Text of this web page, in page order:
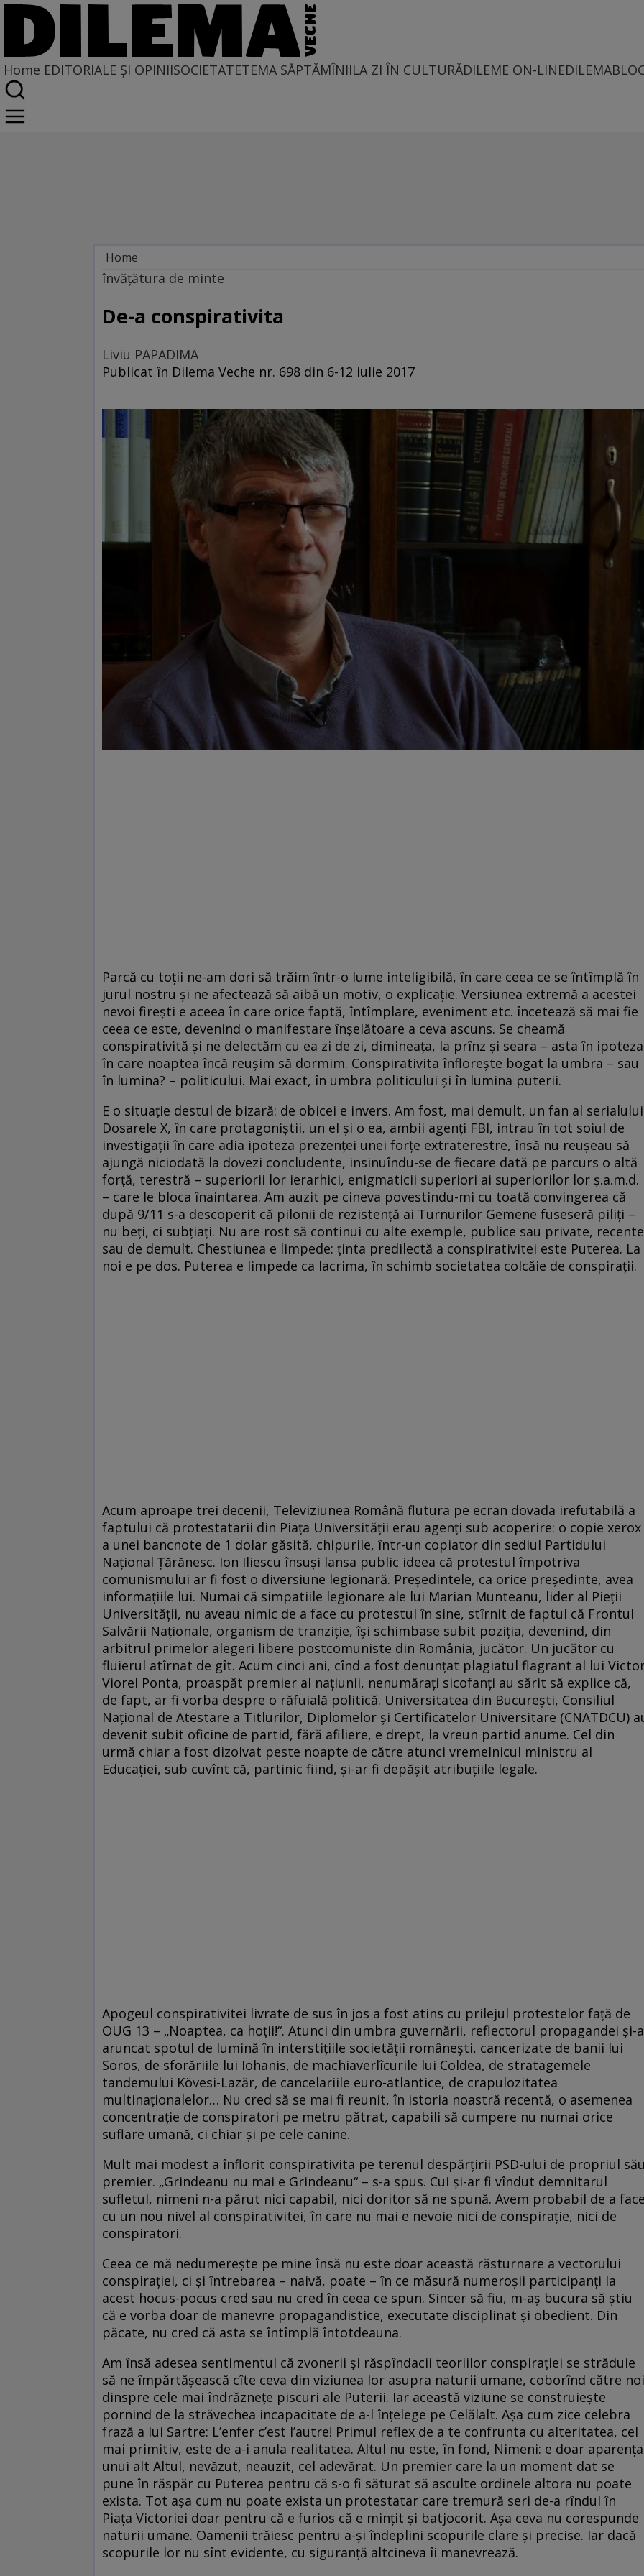
Home EDITORIALE ȘI OPINIISOCIETATETEMA SĂPTĂMÎNIILA ZI ÎN CULTURĂDILEME ON-LINE
Home
EDITORIALE ȘI OPINII
TÎLC SHOW
învăţătura de minte
De-a conspirativita
Liviu PAPADIMA
Publicat în Dilema Veche nr. 698 din 6-12 iulie 2017
Parcă cu toții ne-am dori să trăim într-o lume inteligibilă, în care ceea ce se întîmplă în
jurul nostru și ne afectează să aibă un motiv, o explicație. Versiunea extremă a acestei
nevoi firești e aceea în care orice faptă, întîmplare, eveniment etc. încetează să mai fie
ceea ce este, devenind o manifestare înșelătoare a ceva ascuns. Se cheamă
conspirativită și ne delectăm cu ea zi de zi, dimineața, la prînz și seara – asta în ipoteza
în care noaptea încă reușim să dormim. Conspirativita înflorește bogat la umbra – sau
în lumina? – politicului. Mai exact, în umbra politicului și în lumina puterii.
E o situație destul de bizară: de obicei e invers. Am fost, mai demult, un fan al serialului
Dosarele X, în care protagoniștii, un el și o ea, ambii agenți FBI, intrau în tot soiul de
investigații în care adia ipoteza prezenței unei forțe extraterestre, însă nu reușeau să
ajungă niciodată la dovezi concludente, insinuîndu-se de fiecare dată pe parcurs o altă
forță, terestră – superiorii lor ierarhici, enigmaticii superiori ai superiorilor lor ș.a.m.d.
– care le bloca înaintarea. Am auzit pe cineva povestindu-mi cu toată convingerea că
după 9/11 s-a descoperit că pilonii de rezistență ai Turnurilor Gemene fuseseră piliți –
nu beți, ci subțiați. Nu are rost să continui cu alte exemple, publice sau private, recente
sau de demult. Chestiunea e limpede: ținta predilectă a conspirativitei este Puterea. La
noi e pe dos. Puterea e limpede ca lacrima, în schimb societatea colcăie de conspirații.
Acum aproape trei decenii, Televiziunea Română flutura pe ecran dovada irefutabilă a
faptului că protestatarii din Piața Universității erau agenți sub acoperire: o copie xerox
a unei bancnote de 1 dolar găsită, chipurile, într-un copiator din sediul Partidului
Național Țărănesc. Ion Iliescu însuși lansa public ideea că protestul împotriva
comunismului ar fi fost o diversiune legionară. Președintele, ca orice președinte, avea
informațiile lui. Numai că simpatiile legionare ale lui Marian Munteanu, lider al Pieții
Universității, nu aveau nimic de a face cu protestul în sine, stîrnit de faptul că Frontul
Salvării Naționale, organism de tranziție, își schimbase subit poziția, devenind, din
arbitrul primelor alegeri libere postcomuniste din România, jucător. Un jucător cu
fluierul atîrnat de gît. Acum cinci ani, cînd a fost denunțat plagiatul flagrant al lui
Viorel Ponta, proaspăt premier al națiunii, nenumărați sicofanți au sărit să explice că,
de fapt, ar fi vorba despre o răfuială politică. Universitatea din București, Consiliul
Național de Atestare a Titlurilor, Diplomelor și Certificatelor Universitare (CNATDCU)
devenit subit oficine de partid, fără afiliere, e drept, la vreun partid anume. Cel din
urmă chiar a fost dizolvat peste noapte de către atunci vremelnicul ministru al
Educației, sub cuvînt că, partinic fiind, și-ar fi depășit atribuțiile legale.
Apogeul conspirativitei livrate de sus în jos a fost atins cu prilejul protestelor față de
OUG 13 – „Noaptea, ca hoții!“. Atunci din umbra guvernării, reflectorul propagandei și-a
aruncat spotul de lumină în interstițiile societății românești, cancerizate de banii lui
Soros, de sforăriile lui Iohanis, de machiaverlîcurile lui Coldea, de stratagemele
tandemului Kövesi-Lazăr, de cancelariile euro-atlantice, de crapulozitatea
multinaționalelor… Nu cred să se mai fi reunit, în istoria noastră recentă, o asemenea
concentrație de conspiratori pe metru pătrat, capabili să cumpere nu numai orice
suflare umană, ci chiar și pe cele canine.
Mult mai modest a înflorit conspirativita pe terenul despărțirii PSD-ului de propriul
premier. „Grindeanu nu mai e Grindeanu“ – s-a spus. Cui și-ar fi vîndut demnitarul
sufletul, nimeni n-a părut nici capabil, nici doritor să ne spună. Avem probabil de a
cu un nou nivel al conspirativitei, în care nu mai e nevoie nici de conspirație, nici de
conspiratori.
Ceea ce mă nedumerește pe mine însă nu este doar această răsturnare a vectorului
conspirației, ci și întrebarea – naivă, poate – în ce măsură numeroșii participanți la
acest hocus-pocus cred sau nu cred în ceea ce spun. Sincer să fiu, m-aș bucura să știu
că e vorba doar de manevre propagandistice, executate disciplinat și obedient. Din
păcate, nu cred că asta se întîmplă întotdeauna.
Am însă adesea sentimentul că zvonerii și răspîndacii teoriilor conspirației se străduie
să ne împărtășească cîte ceva din viziunea lor asupra naturii umane, coborînd către noi
dinspre cele mai îndrăznețe piscuri ale Puterii. Iar această viziune se construiește
pornind de la străvechea incapacitate de a-l înțelege pe Celălalt. Așa cum zice celebra
frază a lui Sartre: L’enfer c’est l’autre! Primul reflex de a te confrunta cu alteritatea, cel
mai primitiv, este de a-i anula realitatea. Altul nu este, în fond, Nimeni: e doar aparența
unui alt Altul, nevăzut, neauzit, cel adevărat. Un premier care la un moment dat se
pune în răspăr cu Puterea pentru că s-o fi săturat să asculte ordinele altora nu poate
exista. Tot așa cum nu poate exista un protestatar care tremură seri de-a rîndul în
Piața Victoriei doar pentru că e furios că e mințit și batjocorit. Așa ceva nu corespunde
naturii umane. Oamenii trăiesc pentru a-și îndeplini scopurile clare și precise. Iar dacă
scopurile lor nu sînt evidente, cu siguranță altcineva îi manevrează.